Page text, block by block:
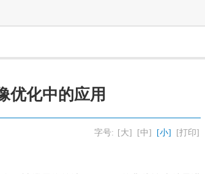
优化中的应用
字号: [大] [中] [小] [打印]